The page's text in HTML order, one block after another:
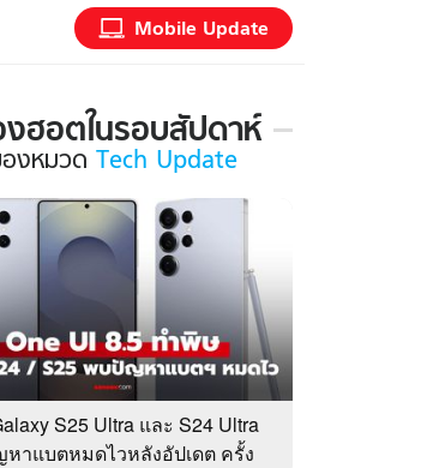
ความรู้รอบตัว
ฮาวทู
Mobile Update
งฮอตในรอบสัปดาห์
งหมวด Tech Update
S25 Ultra และ S24 Ultra
หาแบตหมดไวหลังอัปเดต ครั้ง